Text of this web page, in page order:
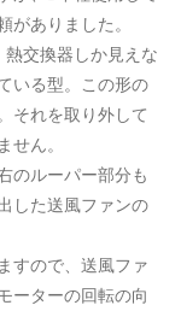
ありました。
交換器しか見えな
いる型。この形の
それを取り外して
ん。
のルーパー部分も
した送風ファンの
すので、送風ファ
ーターの回転の向